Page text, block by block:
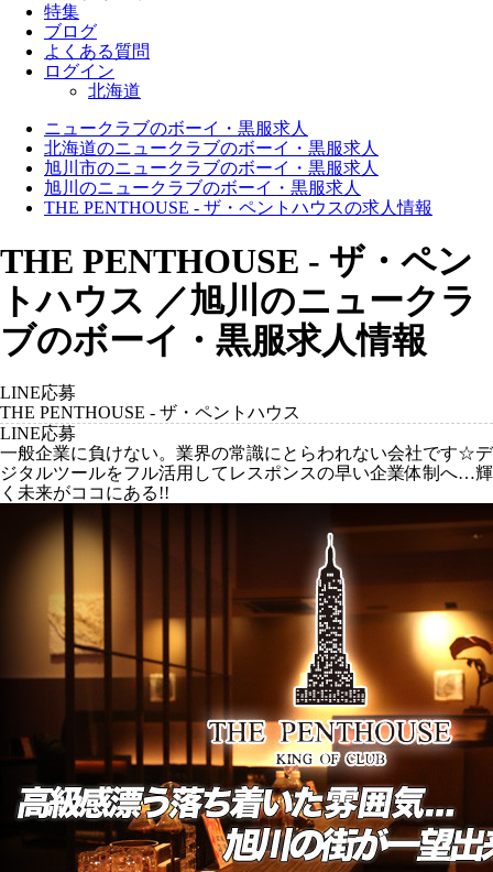
特集
ブログ
よくある質問
ログイン
北海道
ニュークラブのボーイ・黒服求人
北海道のニュークラブのボーイ・黒服求人
旭川市のニュークラブのボーイ・黒服求人
旭川のニュークラブのボーイ・黒服求人
THE PENTHOUSE - ザ・ペントハウスの求人情報
THE PENTHOUSE - ザ・ペン
トハウス ／旭川のニュークラ
ブのボーイ・黒服求人情報
LINE応募
THE PENTHOUSE - ザ・ペントハウス
LINE応募
一般企業に負けない。業界の常識にとらわれない会社です☆デ
ジタルツールをフル活用してレスポンスの早い企業体制へ…輝
く未来がココにある!!